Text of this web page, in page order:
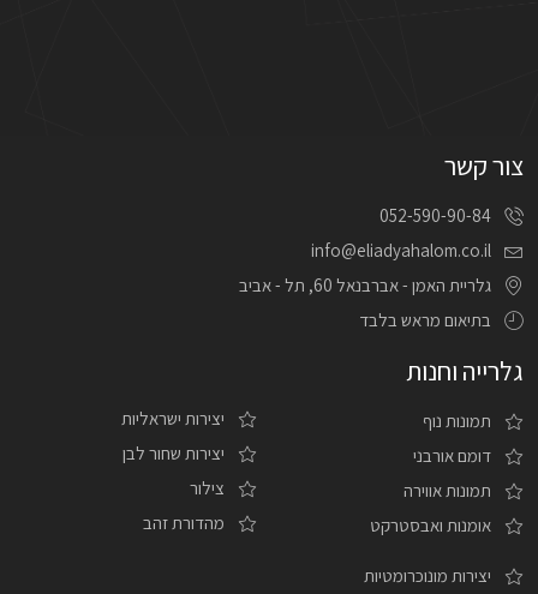
צור קשר
052-590-90-84
info@eliadyahalom.co.il
גלריית האמן - אברבנאל 60, תל - אביב
בתיאום מראש בלבד
גלרייה וחנות
תמונות נוף
דומם אורבני
תמונות אווירה
אומנות ואבסטרקט
יצירות ישראליות
יצירות שחור לבן
צילור
מהדורת זהב
יצירות מונוכרומטיות